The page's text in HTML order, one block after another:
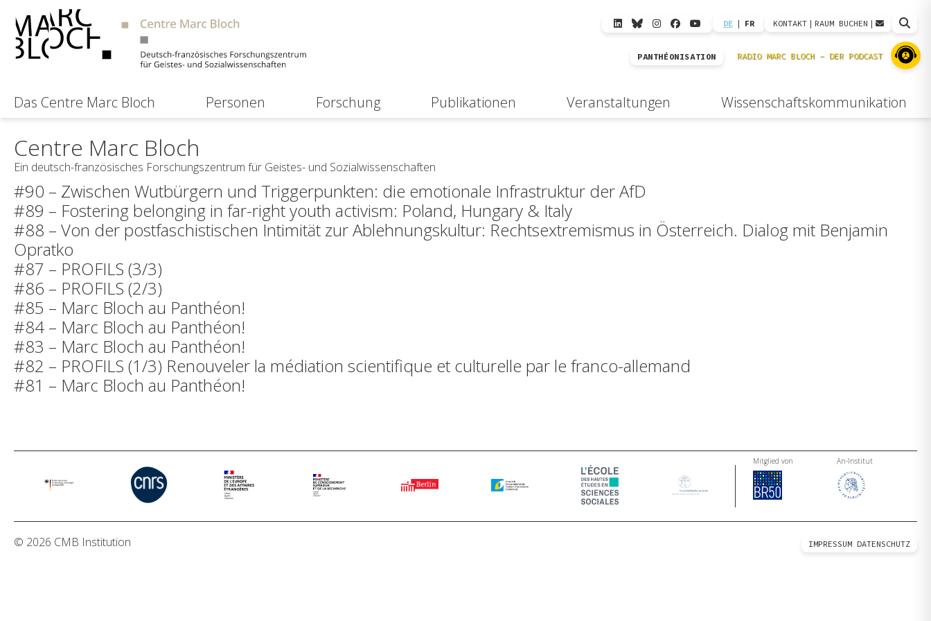
DE | FR KONTAKT | RAUM BUCHEN |
PANTHÉONISATION
Das Centre Marc Bloch Personen Forschung Publikationen Veranstaltungen Wissenschaftskommunikation
Centre Marc Bloch
Ein deutsch-französisches Forschungszentrum für Geistes- und Sozialwissenschaften
#90 – Zwischen Wutbürgern und Triggerpunkten: die emotionale Infrastruktur der AfD
#89 – Fostering belonging in far-right youth activism: Poland, Hungary & Italy
#88 – Von der postfaschistischen Intimität zur Ablehnungskultur: Rechtsextremismus in Österreich. Dialog mit Benjamin
Opratko
#87 – PROFILS (3/3)
#86 – PROFILS (2/3)
#85 – Marc Bloch au Panthéon!
#84 – Marc Bloch au Panthéon!
#83 – Marc Bloch au Panthéon!
#82 – PROFILS (1/3) Renouveler la médiation scientifique et culturelle par le franco-allemand
#81 – Marc Bloch au Panthéon!
Mitglied von An-Institut
© 2026 CMB Institution IMPRESSUM DATENSCHUTZ